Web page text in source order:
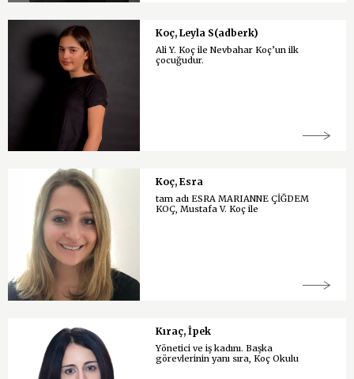
Koç, Leyla S(adberk)
Ali Y. Koç ile Nevbahar Koç’un ilk
çocuğudur.
Koç, Esra
tam adı ESRA MARIANNE ÇİĞDEM
KOÇ, Mustafa V. Koç ile
Kıraç, İpek
Yönetici ve iş kadını. Başka
görevlerinin yanı sıra, Koç Okulu